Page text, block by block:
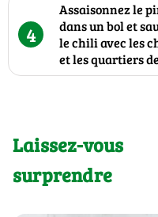
4
Assaisonnez le
dans un bol et
le chili avec les
et les quartiers
Laissez-vous
surprendre